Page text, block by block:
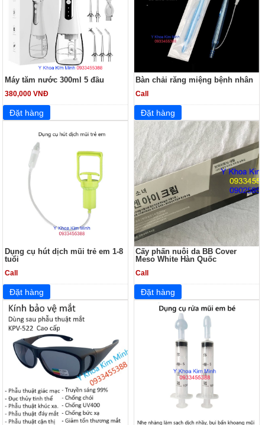
Máy tăm nước 300ml 5 đầu
380,000 VNĐ
Bàn chải răng miệng bệnh nhân
Call
Dụng cụ hút dịch mũi trẻ em 1-8
tuổi
Call
Cấy phấn nuôi da BB Cover
Meso White Hàn Quốc
Call